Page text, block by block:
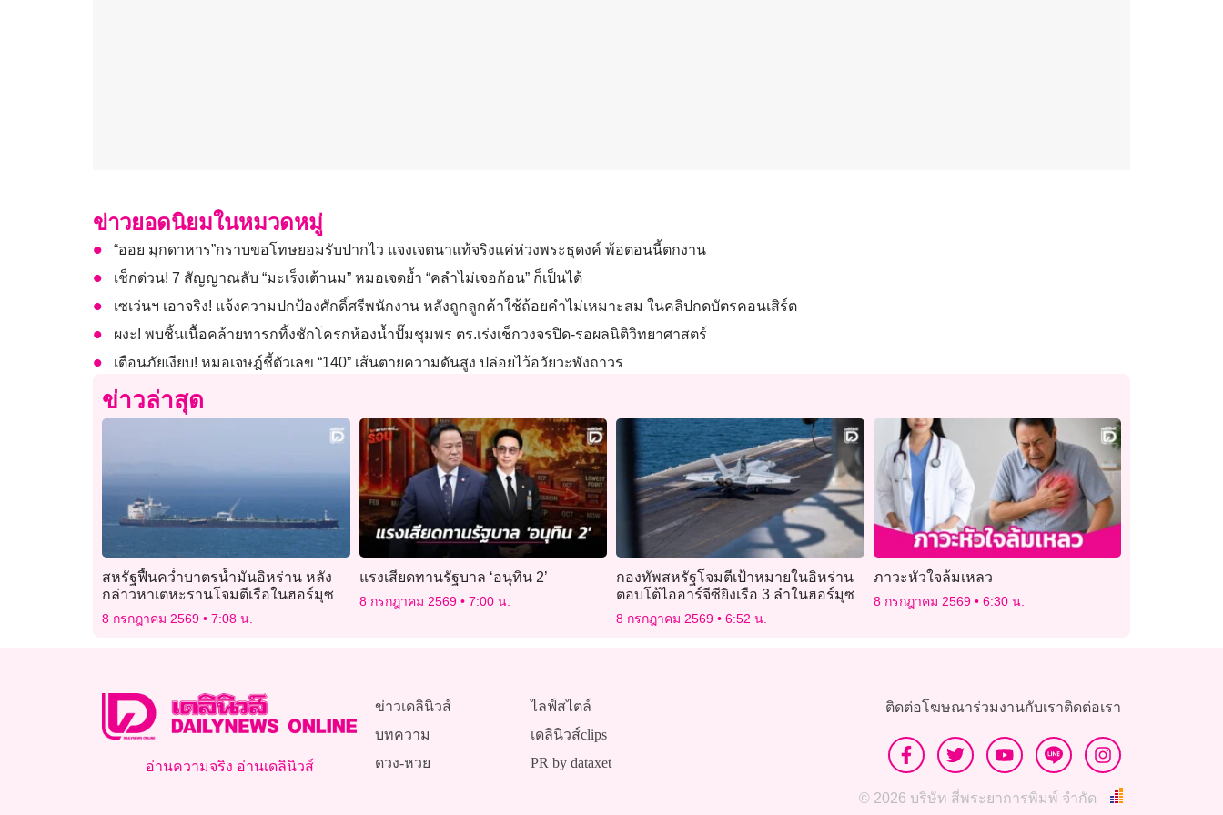
ข่าวยอดนิยมในหมวดหมู่
“ออย มุกดาหาร”กราบขอโทษยอมรับปากไว แจงเจตนาแท้จริงแค่ห่วงพระธุดงค์ พ้อตอนนี้ตกงาน
เช็กด่วน! 7 สัญญาณลับ “มะเร็งเต้านม” หมอเจดย้ำ “คลำไม่เจอก้อน” ก็เป็นได้
เซเว่นฯ เอาจริง! แจ้งความปกป้องศักดิ์ศรีพนักงาน หลังถูกลูกค้าใช้ถ้อยคำไม่เหมาะสม ในคลิปกดบัตรคอนเสิร์ต
ผงะ! พบชิ้นเนื้อคล้ายทารกทิ้งชักโครกห้องน้ำปั๊มชุมพร ตร.เร่งเช็กวงจรปิด-รอผลนิติวิทยาศาสตร์
เตือนภัยเงียบ! หมอเจษฎ์ชี้ตัวเลข “140” เส้นตายความดันสูง ปล่อยไว้อวัยวะพังถาวร
ข่าวล่าสุด
สหรัฐฟื้นคว่ำบาตรน้ำมันอิหร่าน หลัง
กล่าวหาเตหะรานโจมตีเรือในฮอร์มุซ
8 กรกฎาคม 2569 7:08 น.
แรงเสียดทานรัฐบาล ‘อนุทิน 2’
8 กรกฎาคม 2569 7:00 น.
กองทัพสหรัฐโจมตีเป้าหมายในอิหร่าน
ตอบโต้ไออาร์จีซียิงเรือ 3 ลำในฮอร์มุซ
8 กรกฎาคม 2569 6:52 น.
ภาวะหัวใจล้มเหลว
8 กรกฎาคม 2569 6:30 น.
อ่านความจริง อ่านเดลินิวส์
ข่าวเดลินิวส์
บทความ
ดวง-หวย
ไลฟ์สไตล์
เดลินิวส์clips
PR by dataxet
ติดต่อโฆษณาร่วมงานกับเราติดต่อเรา
© 2026 บริษัท สี่พระยาการพิมพ์ จำกัด